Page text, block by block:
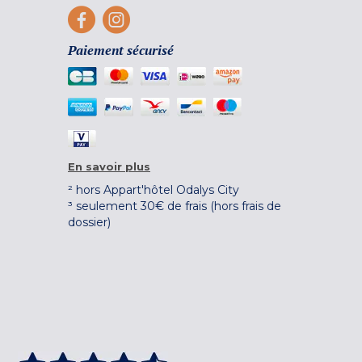
Paiement sécurisé
En savoir plus
² hors Appart'hôtel Odalys City
³ seulement 30€ de frais (hors frais de
dossier)